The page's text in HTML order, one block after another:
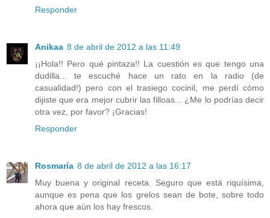
Responder
Anikaa 8 de abril de 2012 a las 11:49
¡¡Hola!! Pero qué pintaza!! La cuestión es que tengo una
dudilla... te escuché hace un rato en la radio (de
casualidad!) pero con el trasiego cocinil, me perdí cómo
dijiste que era mejor cubrir las filloas... ¿Me lo podrías decir
otra vez, por favor? ¡Gracias!
Responder
Rosmaría 8 de abril de 2012 a las 16:17
Muy buena y original receta. Seguro que está riquísima,
aunque es pena que los grelos sean de bote, sobre todo
ahora que aún los hay frescos.